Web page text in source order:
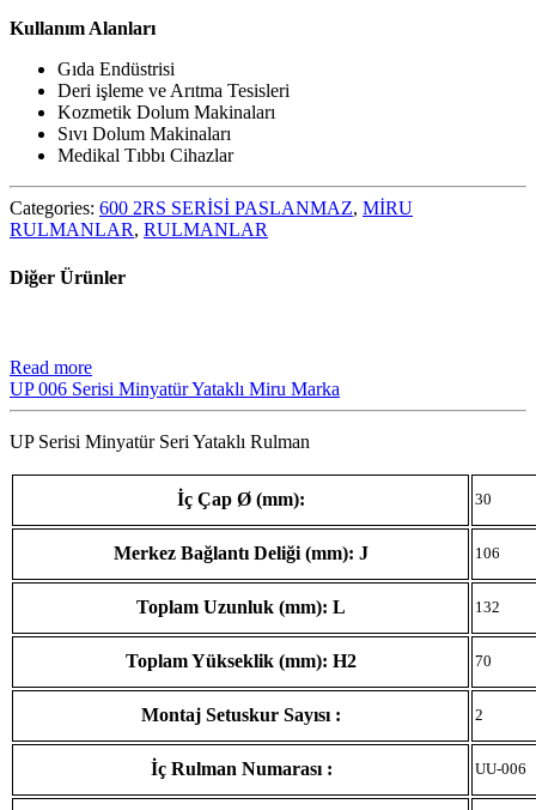
Kullanım Alanları
Gıda Endüstrisi
Deri işleme ve Arıtma Tesisleri
Kozmetik Dolum Makinaları
Sıvı Dolum Makinaları
Medikal Tıbbı Cihazlar
Categories: 600 2RS SERİSİ PASLANMAZ, MİRU
RULMANLAR, RULMANLAR
Diğer Ürünler
Read more
UP 006 Serisi Minyatür Yataklı Miru Marka
UP Serisi Minyatür Seri Yataklı Rulman
İç Çap Ø (mm): 30
Merkez Bağlantı Deliği (mm): J 106
Toplam Uzunluk (mm): L 132
Toplam Yükseklik (mm): H2 70
Montaj Setuskur Sayısı : 2
İç Rulman Numarası : UU-006